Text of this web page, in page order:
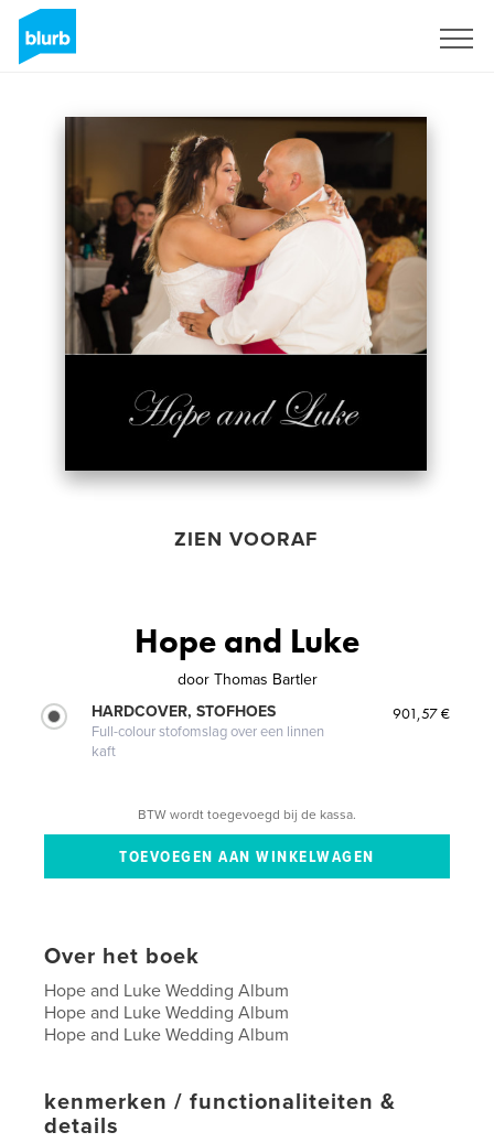
ZIEN VOORAF
Hope and Luke
door Thomas Bartler
HARDCOVER, STOFHOES
Full-colour stofomslag over een linnen
kaft
901,57 €
BTW wordt toegevoegd bij de kassa.
Over het boek
Hope and Luke Wedding Album
Hope and Luke Wedding Album
Hope and Luke Wedding Album
kenmerken / functionaliteiten &
details